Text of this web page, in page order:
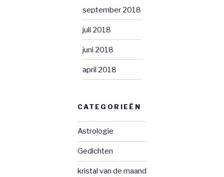
september 2018
juli 2018
juni 2018
april 2018
CATEGORIEËN
Astrologie
Gedichten
kristal van de maand